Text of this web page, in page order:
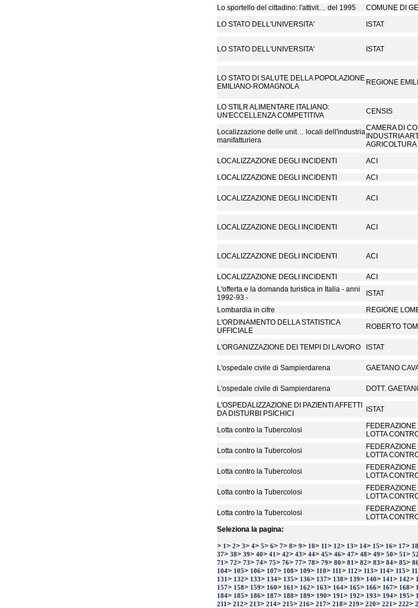
Lo sportello del cittadino: l'attivit… del 1995
COMUNE DI
LO STATO DELL'UNIVERSITA'
ISTAT
LO STATO DELL'UNIVERSITA' ISTAT
LO STATO DI SALUTE DELLA POPOLAZIONE
EMILIANO-ROMAGNOLA
REGIONE
LO STILR ALIMENTARE ITALIANO:
UN'ECCELLENZA COMPETITIVA
CENSIS
Localizzazione delle unit… locali dell'industria
manifatturiera
CAMERA DI
INDUSTRIA
LOCALIZZAZIONE DEGLI INCIDENTI ACI
LOCALIZZAZIONE DEGLI INCIDENTI
ACI
LOCALIZZAZIONE DEGLI INCIDENTI ACI
LOCALIZZAZIONE DEGLI INCIDENTI ACI
LOCALIZZAZIONE DEGLI INCIDENTI ACI
LOCALIZZAZIONE DEGLI INCIDENTI ACI
L'offerta e la domanda turistica in Italia - anni
1992-93 -
ISTAT
Lombardia in cifre
REGIONE
L'ORDINAMENTO DELLA STATISTICA
UFFICIALE
ROBERTO
L'ORGANIZZAZIONE DEI TEMPI DI LAVORO ISTAT
L'ospedale civile di Sampierdarena GAETANO
L'ospedale civile di Sampierdarena DOTT.
L'OSPEDALIZZAZIONE DI PAZIENTI AFFETTI
DA DISTURBI PSICHICI
ISTAT
Lotta contro la Tubercolosi
LOTTA
Lotta contro la Tubercolosi
LOTTA
Lotta contro la Tubercolosi
LOTTA
Lotta contro la Tubercolosi
LOTTA
Lotta contro la Tubercolosi
LOTTA
Seleziona la pagina:
> 1> 2> 3> 4> 5> 6> 7> 8> 9> 10> 11> 12> 13> 14> 15> 16> 17> 18
37> 38> 39> 40> 41> 42> 43> 44> 45> 46> 47> 48> 49> 50> 51> 52
71> 72> 73> 74> 75> 76> 77> 78> 79> 80> 81> 82> 83> 84> 85>
104> 105> 106> 107> 108> 109> 110> 111> 112> 113> 114> 115>
131> 132> 133> 134> 135> 136> 137> 138> 139> 140> 141> 142>
157> 158> 159> 160> 161> 162> 163> 164> 165> 166> 167> 168>
184> 185> 186> 187> 188> 189> 190> 191> 192> 193> 194> 195>
211> 212> 213> 214> 215> 216> 217> 218> 219> 220> 221> 222>